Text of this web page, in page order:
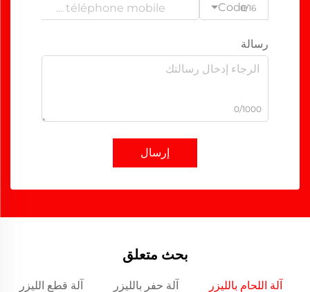
Code0/16
رسالة
0/1000
إرسال
بحث متعلق
آلة اللحام بالليزر آلة حفر بالليزر آلة قطع الليزر